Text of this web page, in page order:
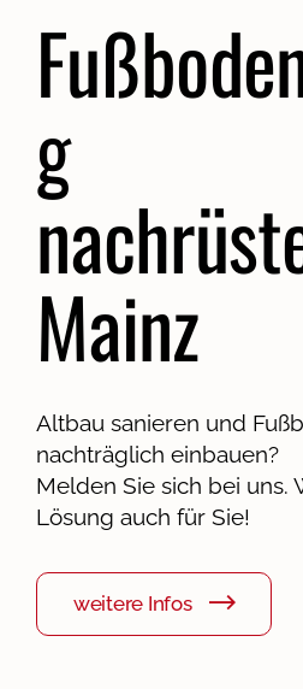
g
Mainz
Altbau sanieren und
nachträglich einbauen?
Melden Sie sich bei uns.
Lösung auch für Sie!
weitere Infos